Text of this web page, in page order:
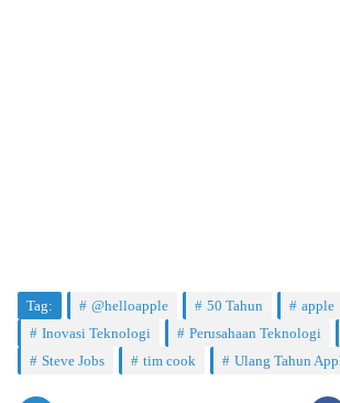
Tag: @helloapple 50 Tahun
apple
Inovasi Teknologi
Perusahaan Teknologi
Steve Jobs
tim cook Ulang Tahun